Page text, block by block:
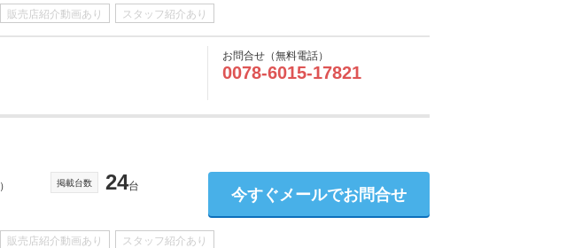
販売店紹介動画あり スタッフ紹介あり
お問合せ（無料電話）
0078-6015-17821
）
掲載台数 24台 今すぐメールでお問合せ
販売店紹介動画あり スタッフ紹介あり